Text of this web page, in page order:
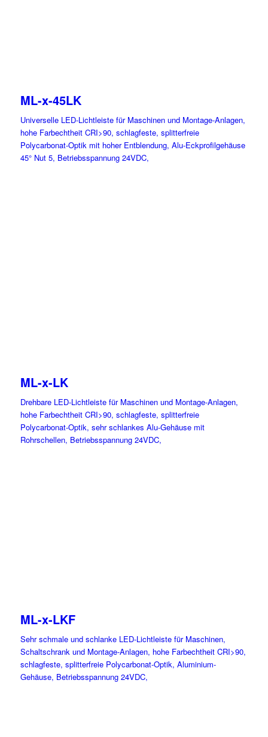
ML-x-45LK
Universelle LED-Lichtleiste für Maschinen und Montage-Anlagen,
hohe Farbechtheit CRI>90, schlagfeste, splitterfreie
Polycarbonat-Optik mit hoher Entblendung, Alu-Eckprofilgehäuse
45° Nut 5, Betriebsspannung 24VDC,
ML-x-LK
Drehbare LED-Lichtleiste für Maschinen und Montage-Anlagen,
hohe Farbechtheit CRI>90, schlagfeste, splitterfreie
Polycarbonat-Optik, sehr schlankes Alu-Gehäuse mit
Rohrschellen, Betriebsspannung 24VDC,
ML-x-LKF
Sehr schmale und schlanke LED-Lichtleiste für Maschinen,
Schaltschrank und Montage-Anlagen, hohe Farbechtheit CRI>90,
schlagfeste, splitterfreie Polycarbonat-Optik, Aluminium-
Gehäuse, Betriebsspannung 24VDC,